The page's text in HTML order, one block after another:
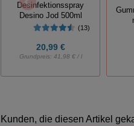
Desinfektionsspray
Desino Jod 500ml
(13)
20,99 €
Grundpreis: 41,98 € / l
Kunden, die diesen Artikel